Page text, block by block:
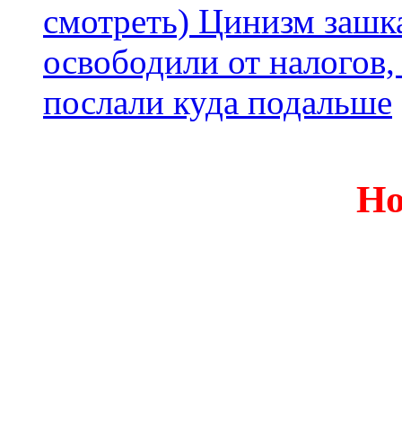
смотреть) Цинизм
освободили от
послали куда подальше